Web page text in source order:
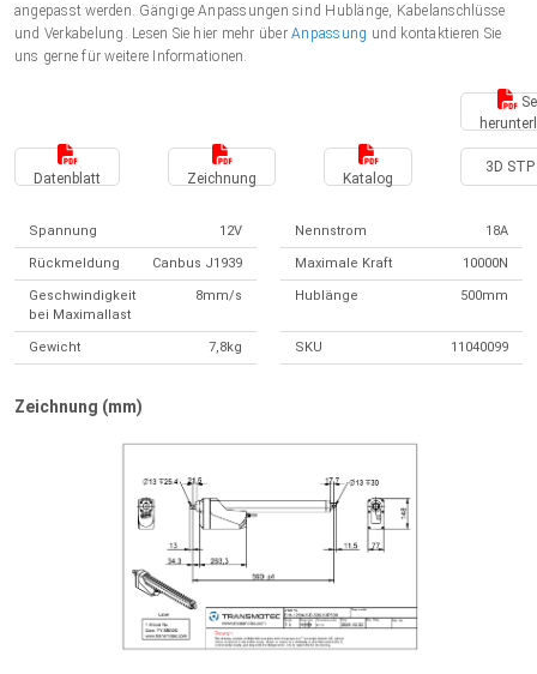
Suomi (EUR)
angepasst werden. Gängige Anpassungen sind Hublänge, Kabelanschlüsse
und Verkabelung. Lesen Sie hier mehr überAnpassung und kontaktieren Sie
uns gerne für weitere Informationen.
Datenblatt Zeichnung Katalog
3D STP
Spannung 12V Nennstrom 18A
Rückmeldung Canbus J1939 Maximale Kraft 10000N
Geschwindigkeit
bei Maximallast
8mm/s Hublänge 500mm
Gewicht 7,8kg SKU 11040099
Zeichnung (mm)